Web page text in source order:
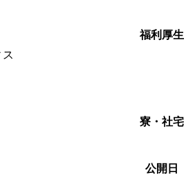
福利厚生
寮・社宅
公開日